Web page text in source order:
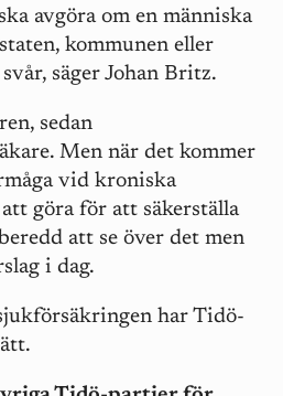
avgöra om en människa
staten, kommunen eller
säger Johan Britz.
sedan
Men när det kommer
vid kroniska
göra för att säkerställa
att se över det men
i dag.
har Tidö-